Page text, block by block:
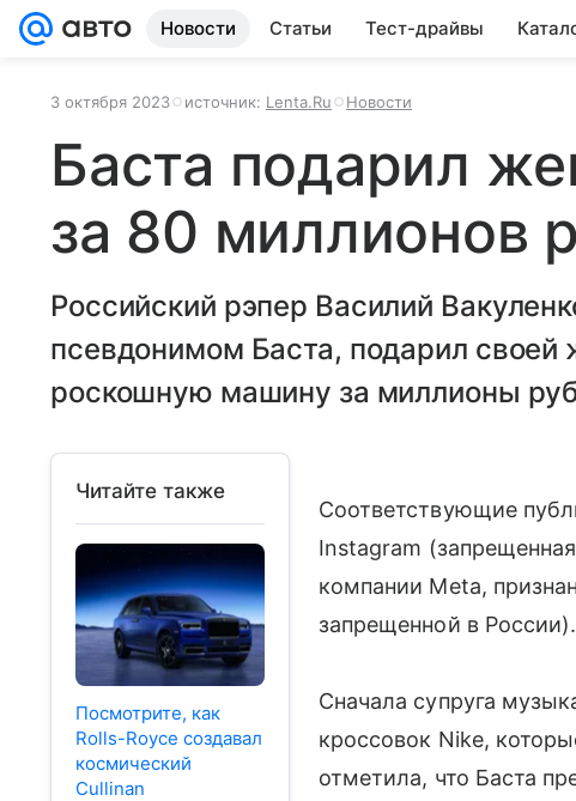
Новости Статьи Тест-драйвы
3 октября 2023 источник: Lenta.Ru Новости
Баста подарил
за 80 миллионов
Российский рэпер Василий
псевдонимом Баста, подарил своей
роскошную машину за миллионы
Читайте также
Посмотрите, как
Rolls-Royce создавал
космический
Cullinan
Соответствующие
Instagram
компании Meta,
запрещенной в России).
Сначала супруга
кроссовок Nike,
отметила, что Баста